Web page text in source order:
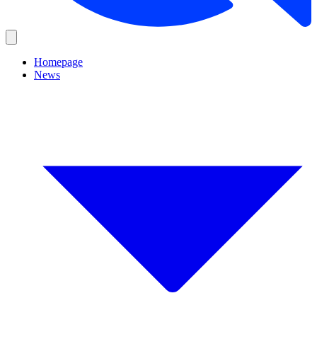
Homepage
News